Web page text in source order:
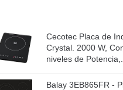
Cecotec Placa de
Crystal. 2000 W,
niveles de
Balay 3EB865FR -